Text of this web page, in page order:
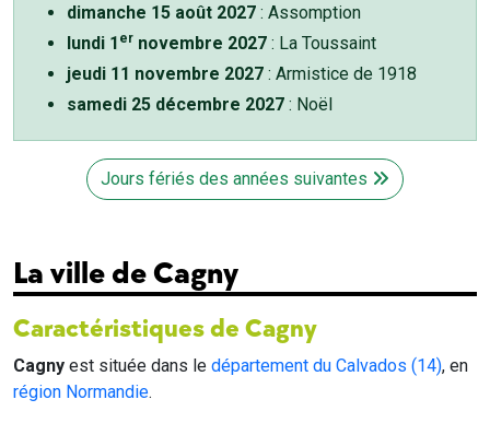
dimanche 15 août 2027 : Assomption
lundi 1 er novembre 2027 : La Toussaint
jeudi 11 novembre 2027 : Armistice de 1918
samedi 25 décembre 2027 : Noël
Jours fériés des années suivantes
La ville de Cagny
Caractéristiques de Cagny
Cagny est située dans le département du Calvados (14), en
région Normandie.